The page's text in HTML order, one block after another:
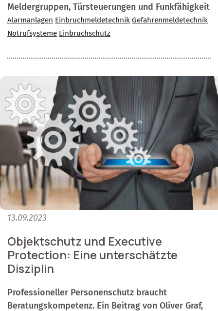
Meldergruppen, Türsteuerungen und Funkfähigkeit
Alarmanlagen Einbruchmeldetechnik Gefahrenmeldetechnik
Notrufsysteme Einbruchschutz
13.09.2023
Objektschutz und Executive
Protection: Eine unterschätzte
Disziplin
Professioneller Personenschutz braucht
Beratungskompetenz. Ein Beitrag von Oliver Graf,